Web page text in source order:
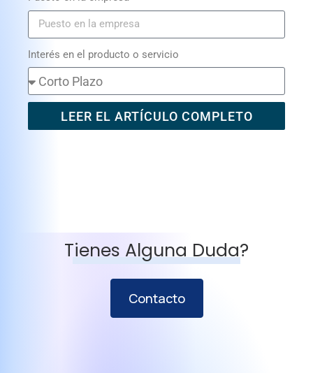
Interés en el producto o servicio
LEER EL ARTÍCULO COMPLETO
Tienes Alguna Duda?
Contacto